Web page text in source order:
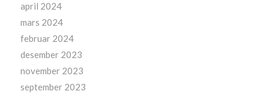
april 2024
mars 2024
februar 2024
desember 2023
november 2023
september 2023